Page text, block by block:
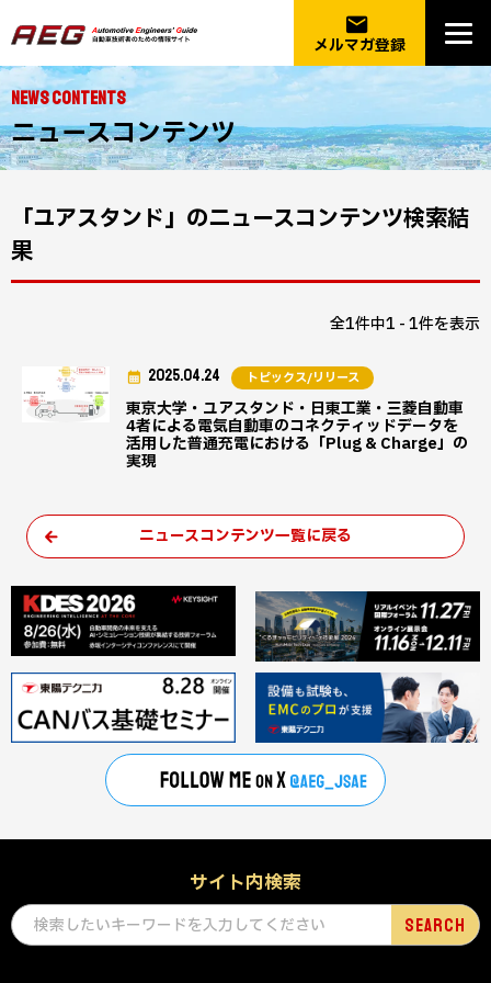
email
メルマガ登録
NEWS CONTENTS
ニュースコンテンツ
「ユアスタンド」のニュースコンテンツ検索結
果
全1件中1 - 1件を表示
東京大学・ユアスタンド・日東工業・三菱自動車
4者による電気自動車のコネクティッドデータを
活用した普通充電における「Plug & Charge」の
実現
2025.04.24 トピックス/リリース
ニュースコンテンツ一覧に戻る
サイト内検索